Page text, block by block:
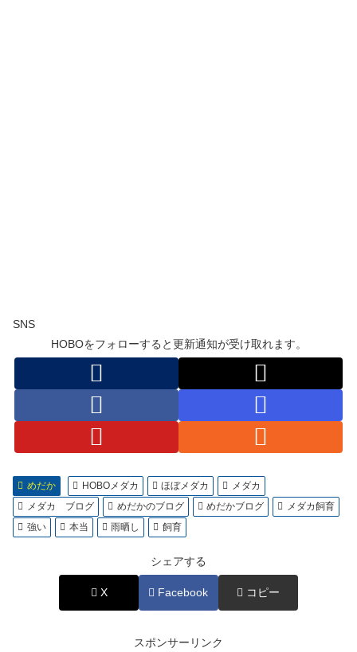
SNS
HOBOをフォローすると更新通知が受け取れます。
めだか HOBOメダカ ほぼメダカ
メダカ
メダカ ブログ
めだかのブログ めだかブログ
メダカ飼育
強い
本当 雨晒し 飼育
シェアする
X Facebook コピー
スポンサーリンク